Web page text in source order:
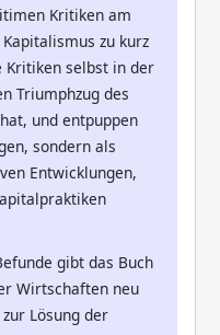
Kritiken am
zu kurz
Kritiken selbst in der
Triumphzug des
und entpuppen
sondern als
Entwicklungen,
gibt das Buch
Wirtschaften neu
Lösung der